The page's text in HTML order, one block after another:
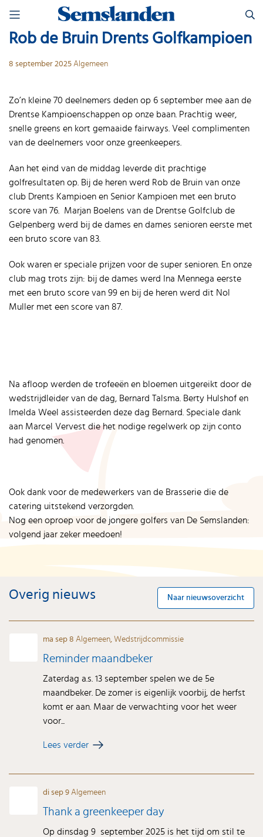
naar:
Rob de Bruin Drents Golfkampioen
8 september 2025 Algemeen
Zo’n kleine 70 deelnemers deden op 6 september mee aan de
Drentse Kampioenschappen op onze baan. Prachtig weer,
snelle greens en kort gemaaide fairways. Veel complimenten
van de deelnemers voor onze greenkeepers.
Aan het eind van de middag leverde dit prachtige
golfresultaten op. Bij de heren werd Rob de Bruin van onze
club Drents Kampioen en Senior Kampioen met een bruto
score van 76. Marjan Boelens van de Drentse Golfclub de
Gelpenberg werd bij de dames en dames senioren eerste met
een bruto score van 83.
Ook waren er speciale prijzen voor de super senioren. En onze
club mag trots zijn: bij de dames werd Ina Mennega eerste
met een bruto score van 99 en bij de heren werd dit Nol
Muller met een score van 87.
Na afloop werden de trofeeën en bloemen uitgereikt door de
wedstrijdleider van de dag, Bernard Talsma. Berty Hulshof en
Imelda Weel assisteerden deze dag Bernard. Speciale dank
aan Marcel Vervest die het nodige regelwerk op zijn conto
had genomen.
Ook dank voor de medewerkers van de Brasserie die de
catering uitstekend verzorgden.
Nog een oproep voor de jongere golfers van De Semslanden:
volgend jaar zeker meedoen!
Overig nieuws Naar nieuwsoverzicht
ma sep 8Algemeen, Wedstrijdcommissie
Reminder maandbeker
Zaterdag a.s. 13 september spelen we de 5e
maandbeker. De zomer is eigenlijk voorbij, de herfst
komt er aan. Maar de verwachting voor het weer
voor...
Lees verder
di sep 9Algemeen
Thank a greenkeeper day
Op dinsdag 9 september 2025 is het tijd om stil te